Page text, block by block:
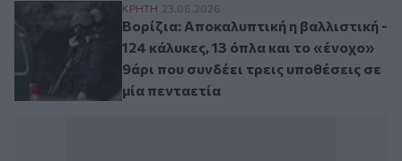
Βορίζια: Αποκαλυπτική η βαλλιστική -
ΚΡΗΤΗ 23.06.2026
Βορίζια: Αποκαλυπτική η βαλλιστική -
124 κάλυκες, 13 όπλα και το «ένοχο»
9άρι που συνδέει τρεις υποθέσεις σε
μία πενταετία